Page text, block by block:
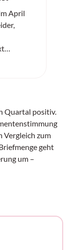
April
2026
an, wo
und
Quartal positiv.
Vergleich zum
geht
um –